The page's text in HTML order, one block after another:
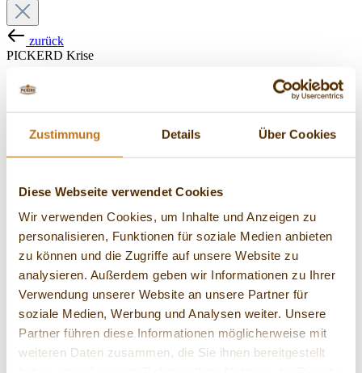
Zustimmung Details Über Cookies
Diese Webseite verwendet Cookies
Wir verwenden Cookies, um Inhalte und Anzeigen zu
personalisieren, Funktionen für soziale Medien anbieten
zu können und die Zugriffe auf unsere Website zu
analysieren. Außerdem geben wir Informationen zu Ihrer
Verwendung unserer Website an unsere Partner für
soziale Medien, Werbung und Analysen weiter. Unsere
Partner führen diese Informationen möglicherweise mit
weiteren Daten zusammen, die Sie ihnen bereitgestellt
zurück
PICKERD Krise
21. Februar 2025
PICKERD hat sich aus der
Krise befreit
Im Jahr 2021 hat Christoph Ludwig PICKERD gekauft.
In den vier Jahren mussten viele Krisen überstanden
werden, doch das Familienunternehmen wurde gestärkt
und hat sich aus der Krise befreit.